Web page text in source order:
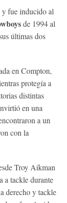
y fue inducido al
de 1994 al
últimas dos
en Compton,
protegía a
distintas
en una
a un
con la
Troy Aikman
a tackle durante
derecho y tackle